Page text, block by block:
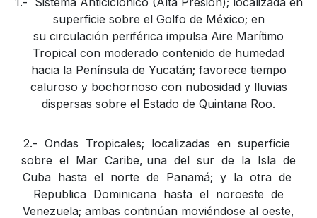
superficie sobre el Golfo de México; en
su circulación periférica impulsa Aire Marítimo
Tropical con moderado contenido de humedad
hacia la Península de Yucatán; favorece tiempo
caluroso y bochornoso con nubosidad y lluvias
dispersas sobre el Estado de Quintana Roo.
2.- Ondas Tropicales; localizadas en superficie
sobre el Mar Caribe, una del sur de la Isla de
Cuba hasta el norte de Panamá; y la otra de
Republica Dominicana hasta el noroeste de
Venezuela; ambas continúan moviéndose al oeste,